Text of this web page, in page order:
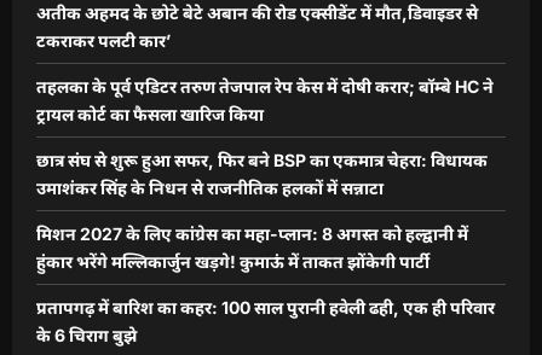
अतीक अहमद के छोटे बेटे अबान की रोड एक्सीडेंट में मौत,डिवाइडर से
टकराकर पलटी कार’
तहलका के पूर्व एडिटर तरुण तेजपाल रेप केस में दोषी करार; बॉम्बे HC ने
ट्रायल कोर्ट का फैसला खारिज किया
छात्र संघ से शुरू हुआ सफर, फिर बने BSP का एकमात्र चेहरा: विधायक
उमाशंकर सिंह के निधन से राजनीतिक हलकों में सन्नाटा
मिशन 2027 के लिए कांग्रेस का महा-प्लान: 8 अगस्त को हल्द्वानी में
हुंकार भरेंगे मल्लिकार्जुन खड़गे! कुमाऊं में ताकत झोंकेगी पार्टी
प्रतापगढ़ में बारिश का कहर: 100 साल पुरानी हवेली ढही, एक ही परिवार
के 6 चिराग बुझे